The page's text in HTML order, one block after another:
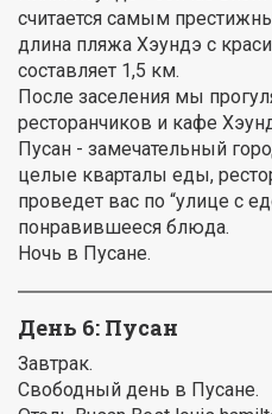
считается самым
длина пляжа Хэундэ с
составляет 1,5 км.
После заселения мы
ресторанчиков и кафе
Пусан - замечательный
целые кварталы еды,
проведет вас по “улице с
понравившееся блюда.
Ночь в Пусане.
День 6: Пусан
Завтрак.
Свободный день в Пусане.